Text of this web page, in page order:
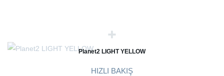
Planet2 LIGHT YELLOW
HIZLI BAKIŞ